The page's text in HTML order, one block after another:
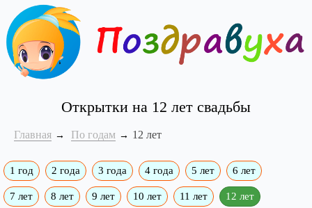
Открытки на 12 лет свадьбы
Главная По годам 12 лет
1 год 2 года 3 года 4 года 5 лет 6 лет
7 лет 8 лет 9 лет 10 лет 11 лет 12 лет